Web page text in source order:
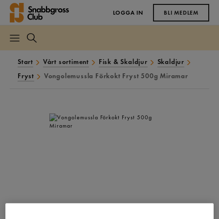
LOGGA IN BLI MEDLEM
Start Vårt sortiment Fisk & Skaldjur
Skaldjur
Fryst
Vongolemussla Förkokt Fryst 500g Miramar